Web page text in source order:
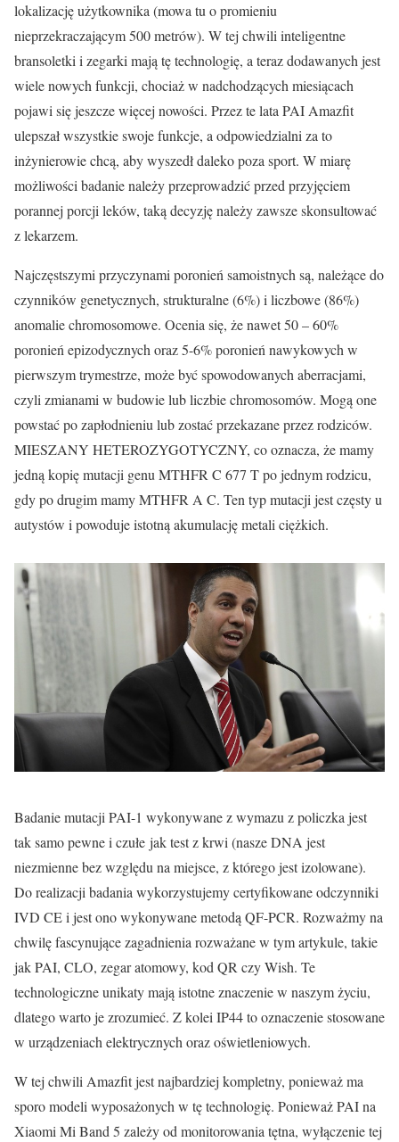
lokalizację użytkownika (mowa tu o promieniu
nieprzekraczającym 500 metrów). W tej chwili inteligentne
bransoletki i zegarki mają tę technologię, a teraz dodawanych jest
wiele nowych funkcji, chociaż w nadchodzących miesiącach
pojawi się jeszcze więcej nowości. Przez te lata PAI Amazfit
ulepszał wszystkie swoje funkcje, a odpowiedzialni za to
inżynierowie chcą, aby wyszedł daleko poza sport. W miarę
możliwości badanie należy przeprowadzić przed przyjęciem
porannej porcji leków, taką decyzję należy zawsze skonsultować
z lekarzem.
Najczęstszymi przyczynami poronień samoistnych są, należące do
czynników genetycznych, strukturalne (6%) i liczbowe (86%)
anomalie chromosomowe. Ocenia się, że nawet 50 – 60%
poronień epizodycznych oraz 5-6% poronień nawykowych w
pierwszym trymestrze, może być spowodowanych aberracjami,
czyli zmianami w budowie lub liczbie chromosomów. Mogą one
powstać po zapłodnieniu lub zostać przekazane przez rodziców.
MIESZANY HETEROZYGOTYCZNY, co oznacza, że mamy
jedną kopię mutacji genu MTHFR C 677 T po jednym rodzicu,
gdy po drugim mamy MTHFR A C. Ten typ mutacji jest częsty u
autystów i powoduje istotną akumulację metali ciężkich.
Badanie mutacji PAI-1 wykonywane z wymazu z policzka jest
tak samo pewne i czułe jak test z krwi (nasze DNA jest
niezmienne bez względu na miejsce, z którego jest izolowane).
Do realizacji badania wykorzystujemy certyfikowane odczynniki
IVD CE i jest ono wykonywane metodą QF-PCR. Rozważmy na
chwilę fascynujące zagadnienia rozważane w tym artykule, takie
jak PAI, CLO, zegar atomowy, kod QR czy Wish. Te
technologiczne unikaty mają istotne znaczenie w naszym życiu,
dlatego warto je zrozumieć. Z kolei IP44 to oznaczenie stosowane
w urządzeniach elektrycznych oraz oświetleniowych.
W tej chwili Amazfit jest najbardziej kompletny, ponieważ ma
sporo modeli wyposażonych w tę technologię. Ponieważ PAI na
Xiaomi Mi Band 5 zależy od monitorowania tętna, wyłączenie tej